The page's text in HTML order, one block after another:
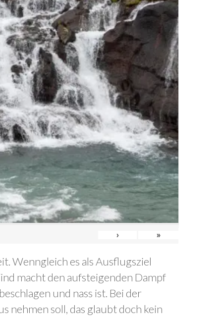
› »
Wenngleich es als Ausflugsziel
macht den aufsteigenden Dampf
und nass ist. Bei der
nehmen soll, das glaubt doch kein